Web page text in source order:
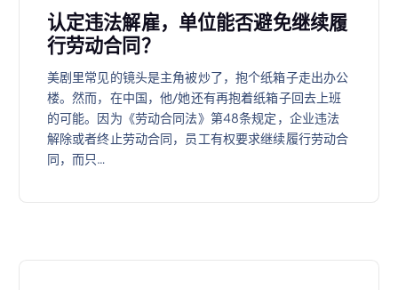
认定违法解雇，单位能否避免继续履
行劳动合同？
美剧里常见的镜头是主角被炒了，抱个纸箱子走出办公
楼。然而，在中国，他/她还有再抱着纸箱子回去上班
的可能。因为《劳动合同法》第48条规定，企业违法
解除或者终止劳动合同，员工有权要求继续履行劳动合
同，而只…